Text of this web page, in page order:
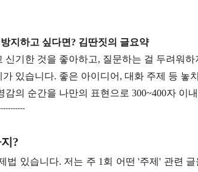
지하고 싶다면? 김딴짓의 글요약
신기한 것을 좋아하고, 질문하는 걸 두려워하
있습니다. 좋은 아이디어, 대화 주제 등 놓
의 순간을 나만의 표현으로 300~400자 이
?
법 있습니다. 저는 주 1회 어떤 '주제' 관련